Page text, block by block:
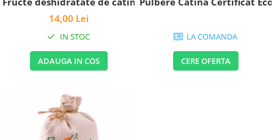
14,00 Lei
IN STOC
ADAUGA IN COS
LA COMANDA
CERE OFERTA